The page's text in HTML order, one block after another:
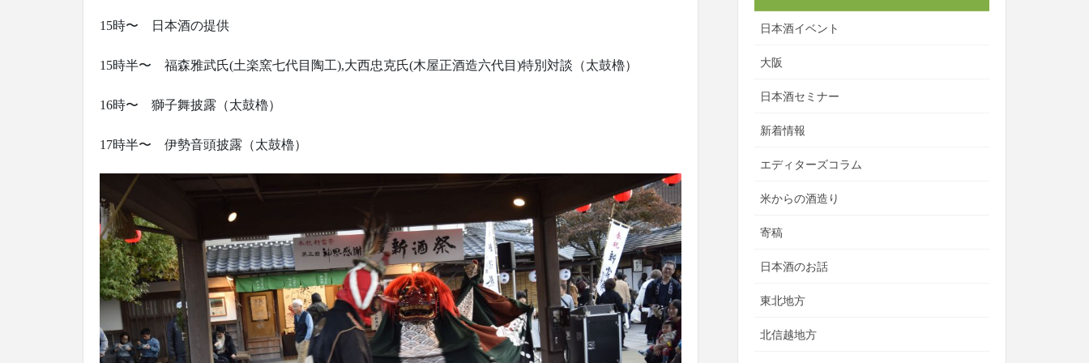
15時〜 日本酒の提供
15時半〜 福森雅武氏(土楽窯七代目陶工),大西忠克氏(木屋正酒造六代目)特別対談（太鼓櫓）
16時〜 獅子舞披露（太鼓櫓）
17時半〜 伊勢音頭披露（太鼓櫓）
日本酒イベント
大阪
日本酒セミナー
新着情報
エディターズコラム
米からの酒造り
寄稿
日本酒のお話
東北地方
北信越地方